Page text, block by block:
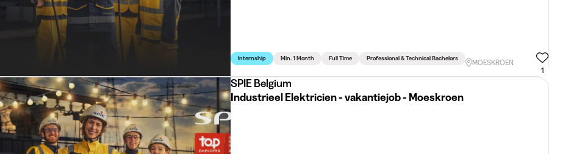
Internship Min. 1 Month Full Time Professional & Technical Bachelors
MOESKROEN
1
SPIE Belgium
Industrieel Elektricien - vakantiejob - Moeskroen